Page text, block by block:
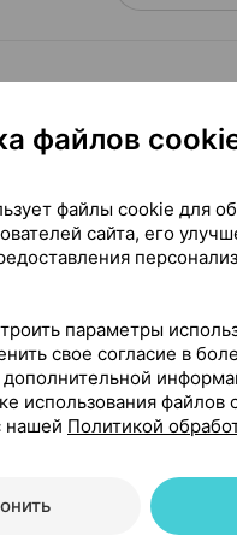
Где
, 75 мл
1
файлов
файлы cookie для
сайта, его
параметры
свое согласие в
использования
нашей Политикой